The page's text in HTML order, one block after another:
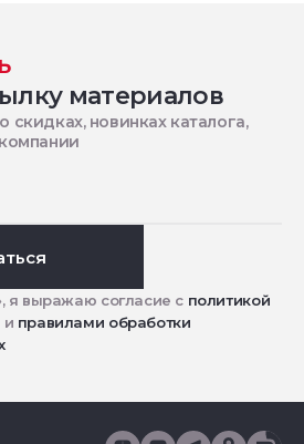
материалов
скидках, новинках каталога,
я выражаю согласие с политикой
и правилами обработки